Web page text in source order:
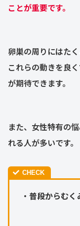
ことが重要です。
卵巣の周りにはた
これらの動きを良
が期待できます。
また、女性特有の
れる人が多いです。
・ 普段からむく